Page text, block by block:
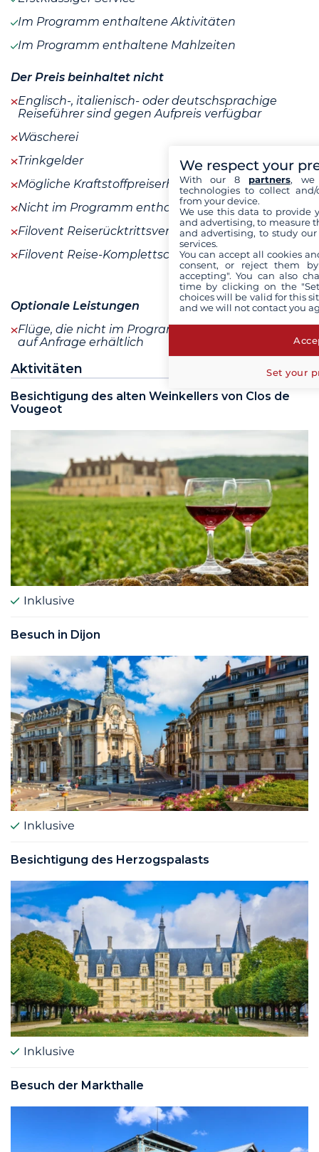
Im Programm enthaltene Aktivitäten
Im Programm enthaltene Mahlzeiten
Der Preis beinhaltet nicht
Englisch-, italienisch- oder deutschsprachige
Reiseführer sind gegen Aufpreis verfügbar
Wäscherei
Trinkgelder
Mögliche Kraftstoffpreiserhöhungen
Nicht im Programm enthaltene Mahlzeiten
Filovent Reiserücktrittsversicherungmehr+
Filovent Reise-Komplettschutz mehr+
Optionale Leistungen
Flüge, die nicht im Programm enthalten sind, sind
auf Anfrage erhältlich
Aktivitäten
Besichtigung des alten Weinkellers von Clos de
Vougeot
Inklusive
Besuch in Dijon
Inklusive
Besichtigung des Herzogspalasts
Inklusive
Besuch der Markthalle
We respect your
With our 8 partners, we
technologies to collect
from your device.
We use this data to provide
and advertising, to measure
and advertising, to study
services.
You can accept all cookies
consent, or reject them
accepting". You can also
time by clicking on the
choices will be valid for this
and we will not contact you
Set your